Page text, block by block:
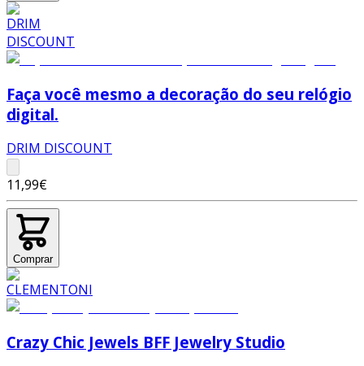
Faça você mesmo a decoração do seu relógio
digital.
DRIM DISCOUNT
11,99€
Comprar
Crazy Chic Jewels BFF Jewelry Studio